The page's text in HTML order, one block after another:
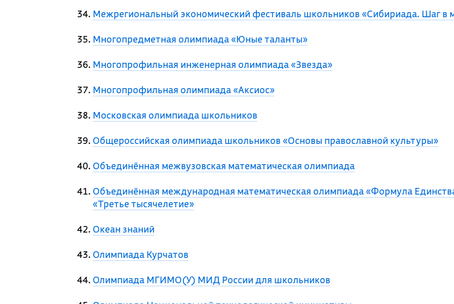
Межрегиональный экономический фестиваль школьников «Сибириада. Шаг в
Многопредметная олимпиада «Юные таланты»
Многопрофильная инженерная олимпиада «Звезда»
Многопрофильная олимпиада «Аксиос»
Московская олимпиада школьников
Общероссийская олимпиада школьников «Основы православной культуры»
Объединённая межвузовская математическая олимпиада
Объединённая международная математическая олимпиада «Формула
«Третье тысячелетие»
Океан знаний
Олимпиада Курчатов
Олимпиада МГИМО(У) МИД России для школьников